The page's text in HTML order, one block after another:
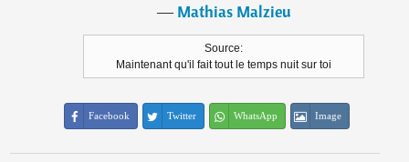
―Mathias Malzieu
Source:
Maintenant qu'il fait tout le temps nuit sur toi
Facebook Twitter WhatsApp Image